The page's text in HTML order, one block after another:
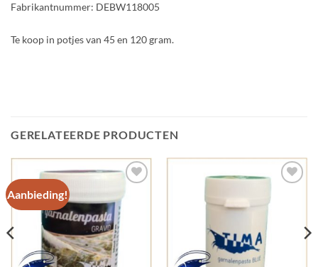
Fabrikantnummer: DEBW118005
Te koop in potjes van 45 en 120 gram.
GERELATEERDE PRODUCTEN
Aanbieding!
Wishlist